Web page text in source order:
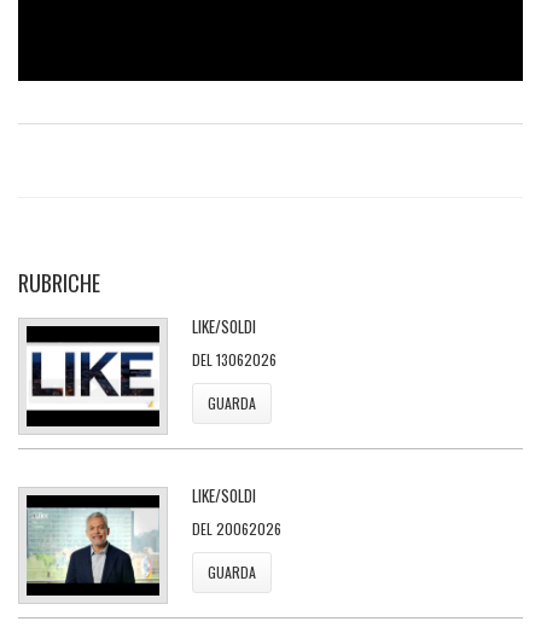
RUBRICHE
LIKE/SOLDI
DEL 13062026
GUARDA
LIKE/SOLDI
DEL 20062026
GUARDA